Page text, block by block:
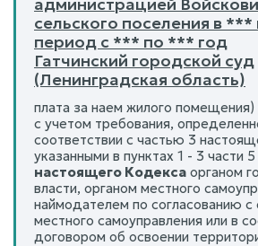
сельского поселения в ***
период с *** по *** год
Гатчинский городской суд
(Ленинградская область)
плата за наем жилого помещения)
с учетом требования,
соответствии с частью 3
указанными в пунктах 1 - 3 части 5
настоящего Кодекса органом
власти, органом местного
наймодателем по согласованию с
местного самоуправления или в
договором об освоении